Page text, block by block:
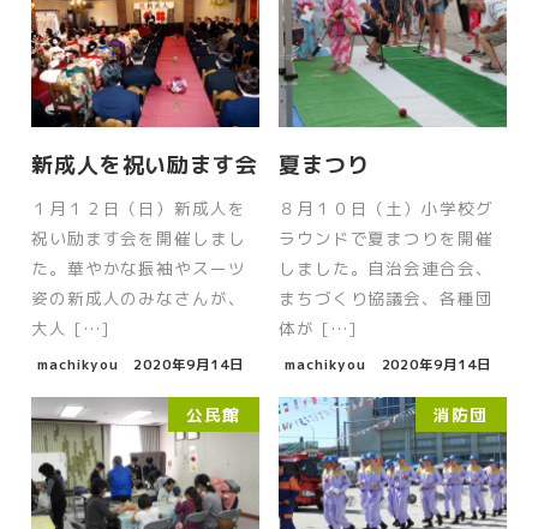
新成人を祝い励ます会
１月１２日（日）新成人を
祝い励ます会を開催しまし
た。華やかな振袖やスーツ
姿の新成人のみなさんが、
大人 […]
machikyou 2020年9月14日
夏まつり
８月１０日（土）小学校グ
ラウンドで夏まつりを開催
しました。自治会連合会、
まちづくり協議会、各種団
体が […]
machikyou 2020年9月14日
公民館 消防団